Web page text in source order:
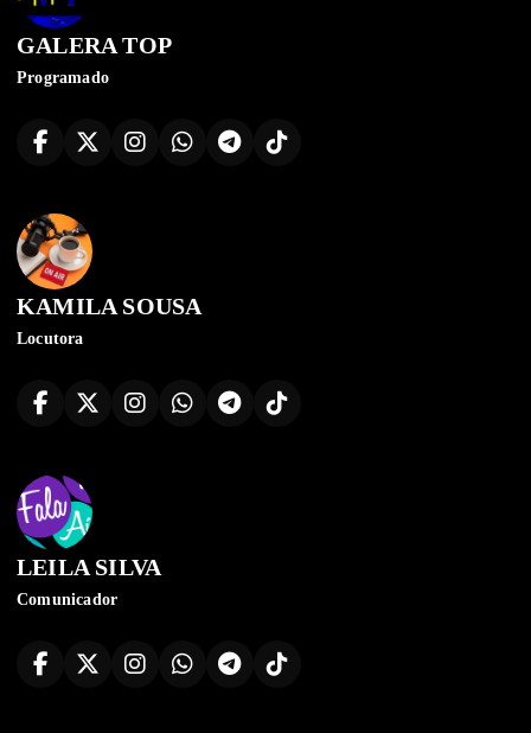
GALERA TOP
Programado
KAMILA SOUSA
Locutora
LEILA SILVA
Comunicador